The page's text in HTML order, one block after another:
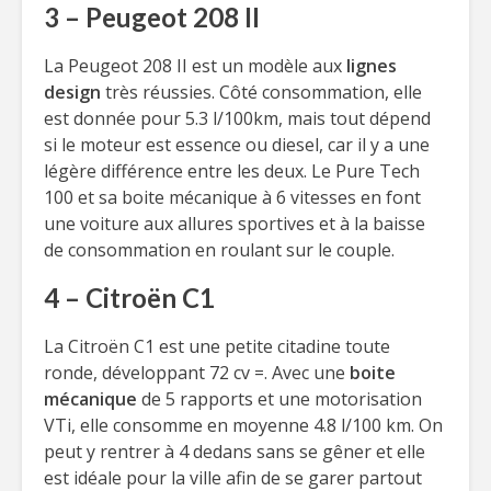
3 – Peugeot 208 II
La Peugeot 208 II est un modèle aux lignes
design très réussies. Côté consommation, elle
est donnée pour 5.3 l/100km, mais tout dépend
si le moteur est essence ou diesel, car il y a une
légère différence entre les deux. Le Pure Tech
100 et sa boite mécanique à 6 vitesses en font
une voiture aux allures sportives et à la baisse
de consommation en roulant sur le couple.
4 – Citroën C1
La Citroën C1 est une petite citadine toute
ronde, développant 72 cv =. Avec une boite
mécanique de 5 rapports et une motorisation
VTi, elle consomme en moyenne 4.8 l/100 km. On
peut y rentrer à 4 dedans sans se gêner et elle
est idéale pour la ville afin de se garer partout